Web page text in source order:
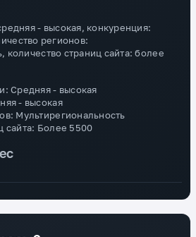
- высокая, конкуренция:
регионов:
количество страниц сайта: более
Средняя - высокая
- высокая
Мультирегиональность
сайта: Более 5500